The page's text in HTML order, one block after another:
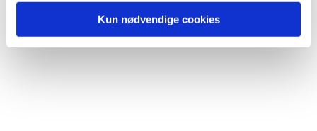
Kun nødvendige cookies